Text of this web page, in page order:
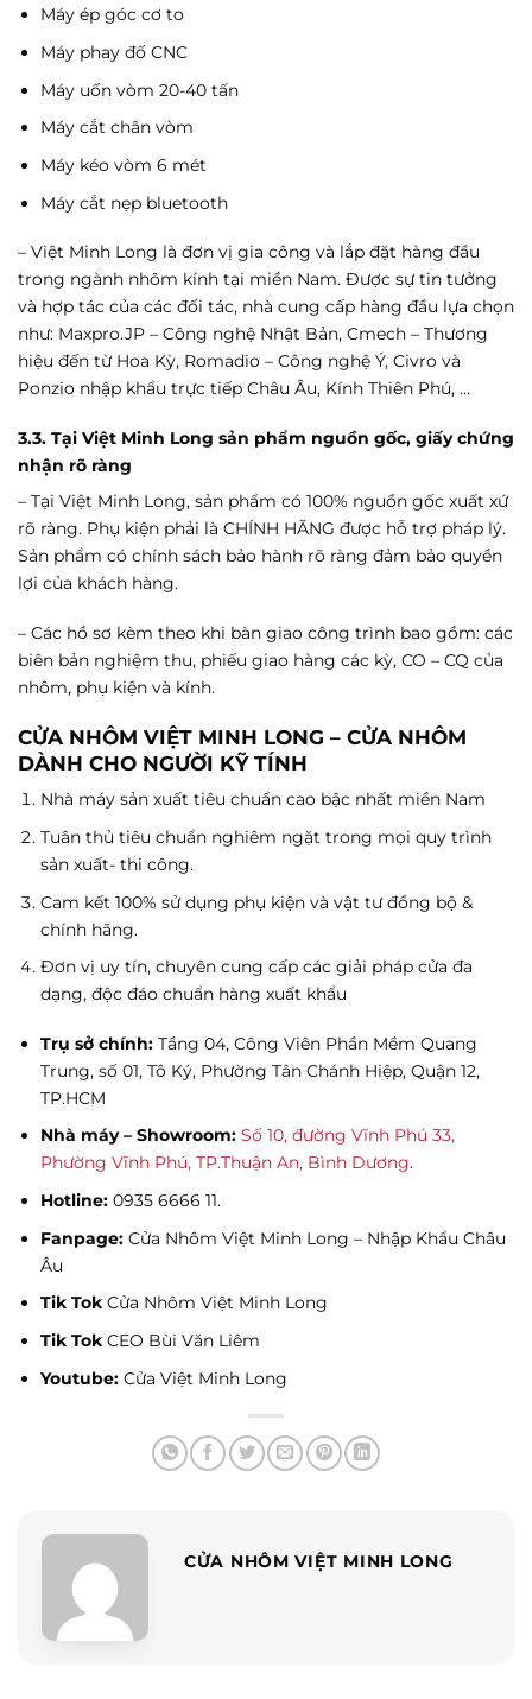
Máy ép góc cơ to
Máy phay đố CNC
Máy uốn vòm 20-40 tấn
Máy cắt chân vòm
Máy kéo vòm 6 mét
Máy cắt nẹp bluetooth
– Việt Minh Long là đơn vị gia công và lắp đặt hàng đầu
trong ngành nhôm kính tại miền Nam. Được sự tin tưởng
và hợp tác của các đối tác, nhà cung cấp hàng đầu lựa chọn
như: Maxpro.JP – Công nghệ Nhật Bản, Cmech – Thương
hiệu đến từ Hoa Kỳ, Romadio – Công nghệ Ý, Civro và
Ponzio nhập khẩu trực tiếp Châu Âu, Kính Thiên Phú, …
3.3. Tại Việt Minh Long sản phẩm nguồn gốc, giấy chứng
nhận rõ ràng
– Tại Việt Minh Long, sản phẩm có 100% nguồn gốc xuất xứ
rõ ràng. Phụ kiện phải là CHÍNH HÃNG được hỗ trợ pháp lý.
Sản phẩm có chính sách bảo hành rõ ràng đảm bảo quyền
lợi của khách hàng.
– Các hồ sơ kèm theo khi bàn giao công trình bao gồm: các
biên bản nghiệm thu, phiếu giao hàng các kỳ, CO – CQ của
nhôm, phụ kiện và kính.
CỬA NHÔM VIỆT MINH LONG – CỬA NHÔM
DÀNH CHO NGƯỜI KỸ TÍNH
Nhà máy sản xuất tiêu chuẩn cao bậc nhất miền Nam
Tuân thủ tiêu chuẩn nghiêm ngặt trong mọi quy trình
sản xuất- thi công.
Cam kết 100% sử dụng phụ kiện và vật tư đồng bộ &
chính hãng.
Đơn vị uy tín, chuyên cung cấp các giải pháp cửa đa
dạng, độc đáo chuẩn hàng xuất khẩu
Trụ sở chính:Tầng 04, Công Viên Phần Mềm Quang
Trung, số 01, Tô Ký, Phường Tân Chánh Hiệp, Quận 12,
TP.HCM
Nhà máy – Showroom:Số 10, đường Vĩnh Phú 33,
Phường Vĩnh Phú, TP.Thuận An, Bình Dương.
Hotline:0935 6666 11.
Fanpage:Cửa Nhôm Việt Minh Long – Nhập Khẩu Châu
Âu
Tik TokCửa Nhôm Việt Minh Long
Tik TokCEO Bùi Văn Liêm
Youtube:Cửa Việt Minh Long
CỬA NHÔM VIỆT MINH LONG